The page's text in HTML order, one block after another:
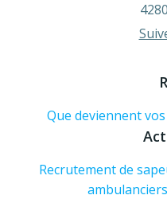
Que deviennent
Recrutement de